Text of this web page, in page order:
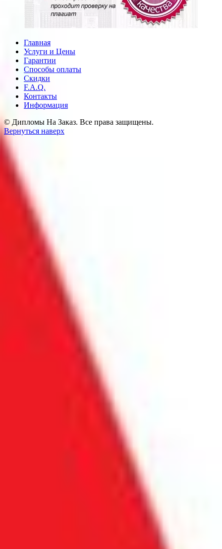
Главная
Услуги и Цены
Гарантии
Способы оплаты
Скидки
F.A.Q.
Контакты
Информация
© Дипломы На Заказ. Все права защищены.
Вернуться наверх